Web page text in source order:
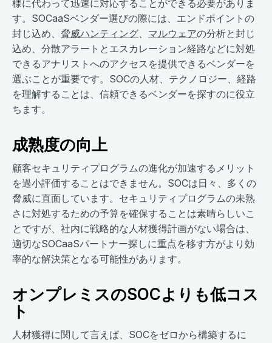
様に代わって迅速に対応することができる必要がありま
す。SOCaaSベンダー選びの際には、エンドポイントの
封じ込め、 脅威ハンティング、 マルウェアの分析と封じ
込め、分散アラートとエスカレーション経路などに対処
できるアナリストへのアクセスを提供できるベンダーを
選ぶことが重要です。SOCの人材、テクノロジー、経路
を理解することは、信頼できるベンダーを探すのに役立
ちます。
成熟度の向上
顧客セキュリティプログラムの進化が加速するメリット
を過小評価することはできません。SOCは日々、多くの
脅威に直面しています。セキュリティプログラムの未熟
さに対処するための予算を確保することは素晴らしいこ
とですが、社内に戦略的な人材獲得計画がない場合は、
適切なSOCaaSパートナー探しに重点を移す方がより効
率的な解決策となる可能性があります。
オンプレミスのSOCよりも低コス
ト
人材獲得に関して言えば、SOCをゼロから構築するに